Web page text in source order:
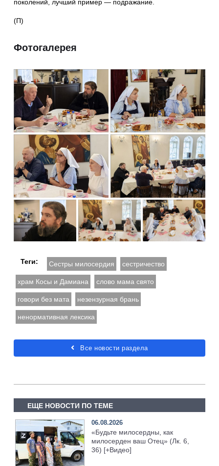
поколений, лучший пример — подражание.
(П)
Фотогалерея
Теги: Сестры милосердия сестричество
храм Косы и Дамиана слово мама свято
говори без мата незензурная брань
ненормативная лексика
Все новости раздела
ЕЩЕ НОВОСТИ ПО ТЕМЕ
06.08.2026
«Будьте милосердны, как
милосерден ваш Отец» (Лк. 6,
36) [+Видео]